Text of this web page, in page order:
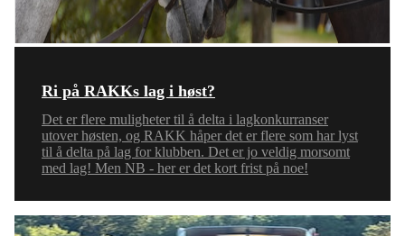
Ri på RAKKs lag i høst?
Det er flere muligheter til å delta i lagkonkurranser
utover høsten, og RAKK håper det er flere som har lyst
til å delta på lag for klubben. Det er jo veldig morsomt
med lag! Men NB - her er det kort frist på noe!